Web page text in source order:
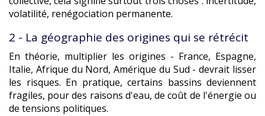
volatilité, renégociation permanente.
2 - La géographie des origines qui se rétrécit
En théorie, multiplier les origines - France, Espagne,
Italie, Afrique du Nord, Amérique du Sud - devrait lisser
les risques. En pratique, certains bassins deviennent
fragiles, pour des raisons d'eau, de coût de l'énergie ou
de tensions politiques.